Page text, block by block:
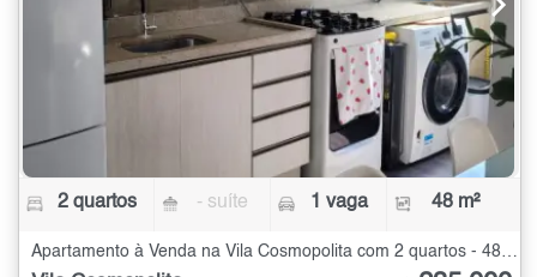
2 quartos - suíte 1 vaga 48 m²
Apartamento à Venda na Vila Cosmopolita com 2 quartos - 48 m²